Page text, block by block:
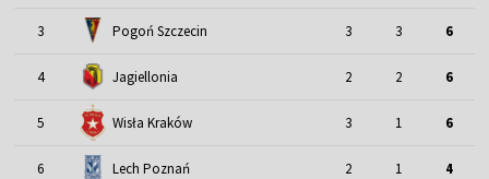
3 Pogoń Szczecin 3 3 6
4 Jagiellonia 2 2 6
5 Wisła Kraków 3 1 6
6 Lech Poznań 2 1 4